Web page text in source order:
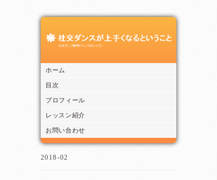
ホーム
目次
プロフィール
レッスン紹介
お問い合わせ
2018-02